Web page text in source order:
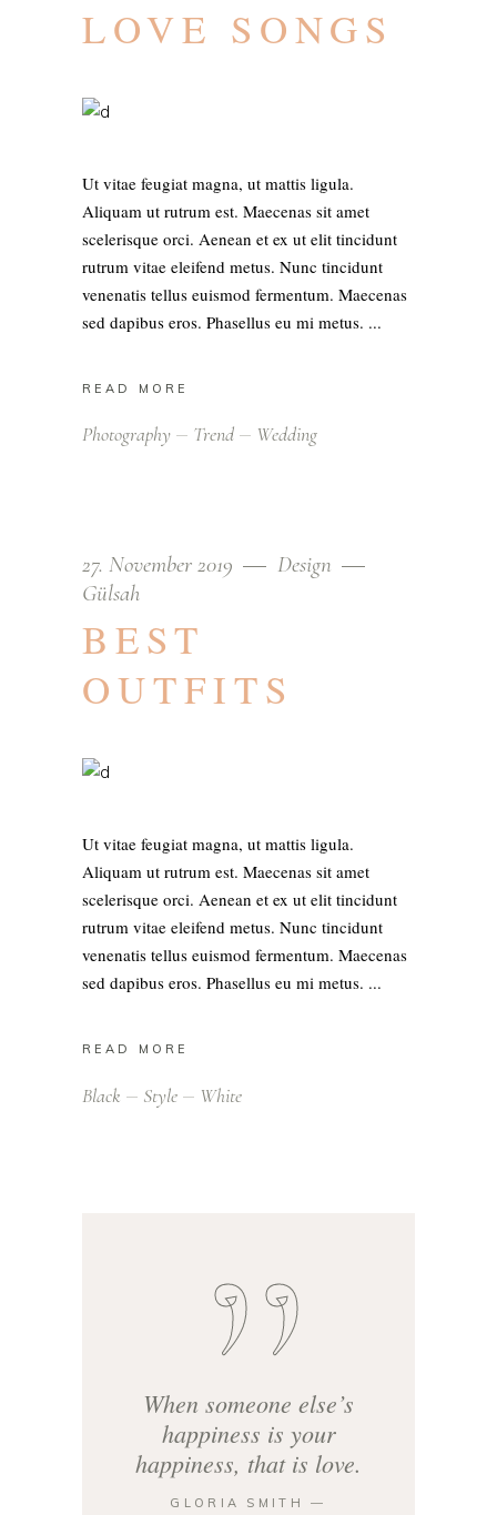
LOVE SONGS
Ut vitae feugiat magna, ut mattis ligula.
Aliquam ut rutrum est. Maecenas sit amet
scelerisque orci. Aenean et ex ut elit tincidunt
rutrum vitae eleifend metus. Nunc tincidunt
venenatis tellus euismod fermentum. Maecenas
sed dapibus eros. Phasellus eu mi metus.
READ MORE
Photography Trend Wedding
27. November 2019
Design
Gülsah
BEST
OUTFITS
Ut vitae feugiat magna, ut mattis ligula.
Aliquam ut rutrum est. Maecenas sit amet
scelerisque orci. Aenean et ex ut elit tincidunt
rutrum vitae eleifend metus. Nunc tincidunt
venenatis tellus euismod fermentum. Maecenas
sed dapibus eros. Phasellus eu mi metus.
READ MORE
Black Style White
When someone else’s
happiness is your
happiness, that is love.
GLORIA SMITH ―